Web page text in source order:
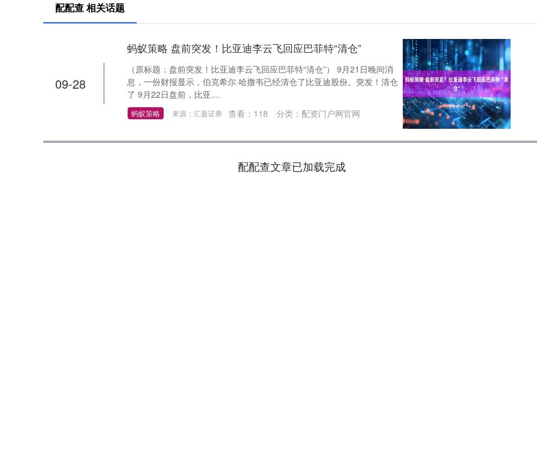
配配查 相关话题
09-28
蚂蚁策略 盘前突发！比亚迪李云飞回应巴菲特“清仓”
（原标题：盘前突发！比亚迪李云飞回应巴菲特“清仓”） 9月21日晚间消
息，一份财报显示，伯克希尔·哈撒韦已经清仓了比亚迪股份。突发！清仓
了 9月22日盘前，比亚....
蚂蚁策略 来源：汇盈证券 查看： 118 分类： 配资门户网官网
配配查文章已加载完成